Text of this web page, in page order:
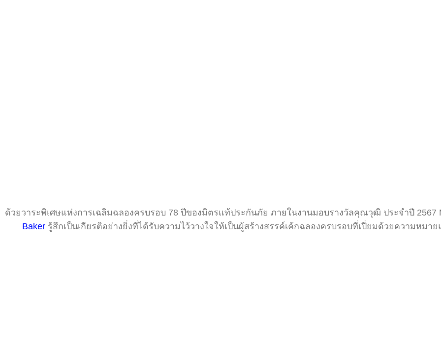
ด้วยวาระพิเศษแห่งการเฉลิมฉลองครบรอบ 78 ปีของมิตรแท้ประกันภัย ภายในงานมอบรางวัลคุณวุฒิ ประจำปี 2567
Baker รู้สึกเป็นเกียรติอย่างยิ่งที่ได้รับความไว้วางใจให้เป็นผู้สร้างสรรค์เค้กฉลองครบรอบที่เปี่ยมด้วยความหม